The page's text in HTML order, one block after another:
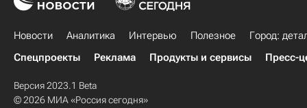
Новости Аналитика Интервью Полезное
Город:
Спецпроекты
Реклама Продукты и сервисы Пресс-
Версия 2023.1 Beta
© 2026 МИА «Россия сегодня»